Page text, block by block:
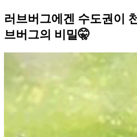
러브버그에겐 수도권이
브버그의 비밀🤫